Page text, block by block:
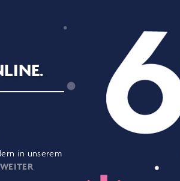
in unserem
WEITER